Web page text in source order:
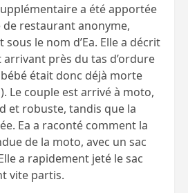
a été apportée
restaurant anonyme,
le nom d’Ea. Elle a décrit
près du tas d’ordure
était donc déjà morte
Le couple est arrivé à moto,
et robuste, tandis que la
Ea a raconté comment la
de la moto, avec un sac
a rapidement jeté le sac
vite partis.